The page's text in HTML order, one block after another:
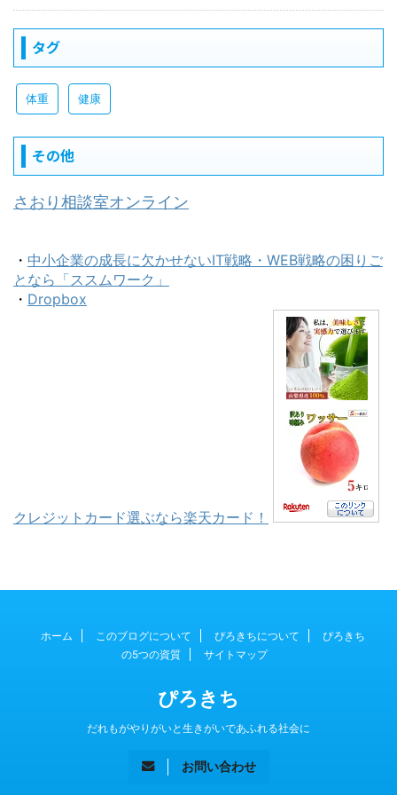
タグ
体重 健康
その他
さおり相談室オンライン
・ 中小企業の成長に欠かせないIT戦略・WEB戦略の困りご
となら「ススムワーク」
・ Dropbox
クレジットカード選ぶなら楽天カード！
ホーム このブログについて ぴろきちについて
ぴろきち
の5つの資質
サイトマップ
ぴろきち
だれもがやりがいと生きがいであふれる社会に
お問い合わせ